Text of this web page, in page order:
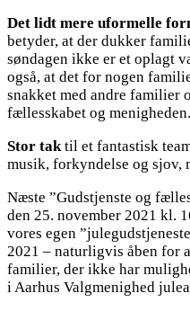
Det lidt mere uformelle
betyder, at der dukker
søndagen ikke er et oplagt
også, at det for nogen
snakket med andre familier
fællesskabet og menigheden.
Stor taktil et fantastisk
musik, forkyndelse og sjov,
Næste ”Gudstjenste og
den 25. november 2021 kl.
vores egen
2021 – naturligvis åben for
familier, der ikke har
i Aarhus Valgmenighed